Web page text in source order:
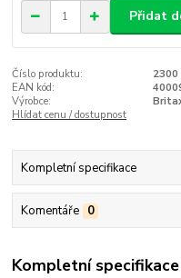
Přidat
Číslo produktu:
2300
EAN kód:
Výrobce:
Hlídat cenu / dostupnost
Kompletní specifikace
Komentáře 0
Kompletní specifikace